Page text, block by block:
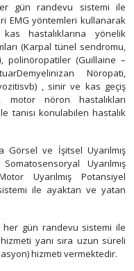
gün randevu sistemi ile
EMG yöntemleri kullanarak
hastalıklarına yönelik
(Karpal tünel sendromu,
polinöropatiler (Guillaine –
Nöropati,
, sinir ve kas geçiş
motor nöron hastalıkları
tanısı konulabilen hastalık
Görsel ve İşitsel Uyarılmış
Uyarılmış
Uyarılmış Potansiyel
ile ayaktan ve yatan
her gün randevu sistemi ile
yanı sıra uzun süreli
hizmeti vermektedir.